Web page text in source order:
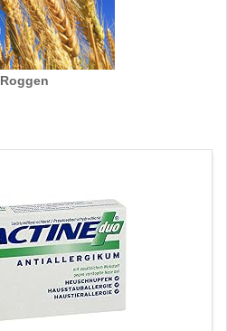
Roggen